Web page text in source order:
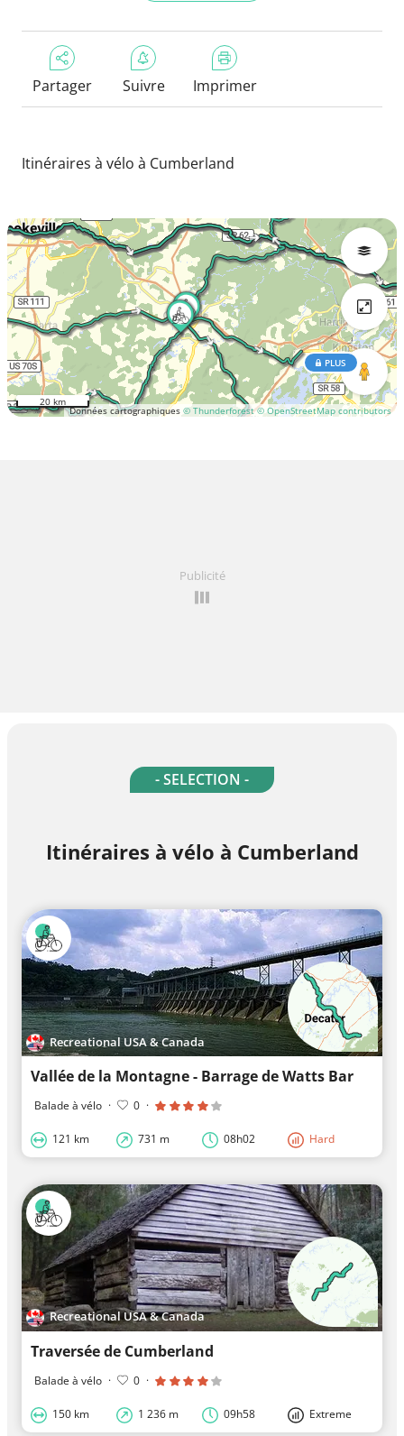
Partager Suivre Imprimer
Itinéraires à vélo à Cumberland
Données cartographiques © Thunderforest © OpenStreetMap contributors
PLUS
20 km
Publicité
- SELECTION -
Itinéraires à vélo à Cumberland
Recreational USA & Canada
Vallée de la Montagne - Barrage de Watts Bar
Balade à vélo · 0 ·
121 km 731 m 08h02 Hard
Recreational USA & Canada
Traversée de Cumberland
Balade à vélo · 0 ·
150 km 1 236 m 09h58 Extreme